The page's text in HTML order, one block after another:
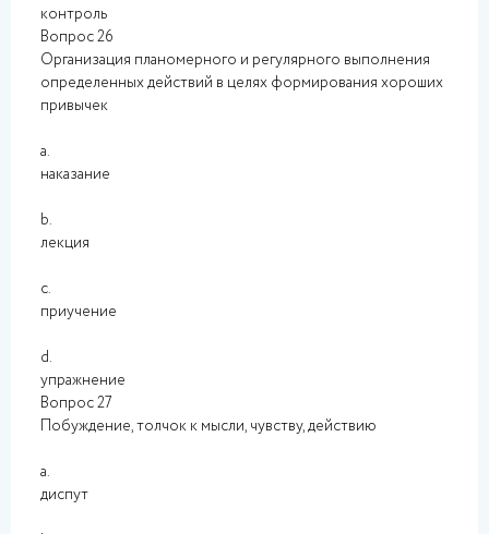
контроль
Вопрос 26
Организация планомерного и регулярного выполнения
определенных действий в целях формирования хороших
привычек
a.
наказание
b.
лекция
c.
приучение
d.
упражнение
Вопрос 27
Побуждение, толчок к мысли, чувству, действию
a.
диспут